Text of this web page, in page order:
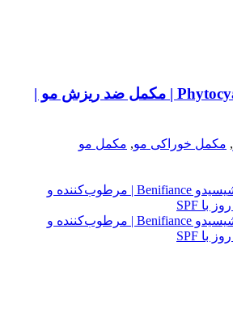
قرص فیتوسیان Phytocyane | مکمل ضد ریزش مو |
, مكمل خوراكی مو, مکمل مو